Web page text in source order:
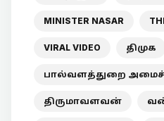
MINISTER NASAR
VIRAL VIDEO திமுக
பால்வளத்துறை
திருமாவளவன்